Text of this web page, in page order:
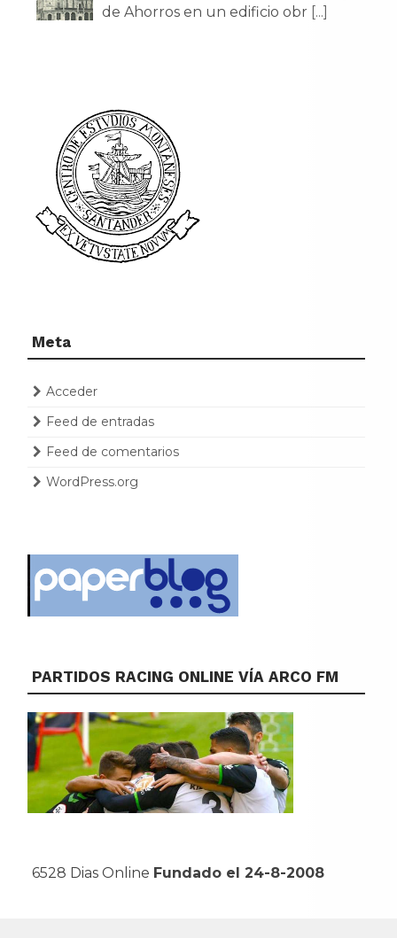
de Ahorros en un edificio obr [...]
Meta
Acceder
Feed de entradas
Feed de comentarios
WordPress.org
PARTIDOS RACING ONLINE VÍA ARCO FM
6528 Dias Online Fundado el 24-8-2008